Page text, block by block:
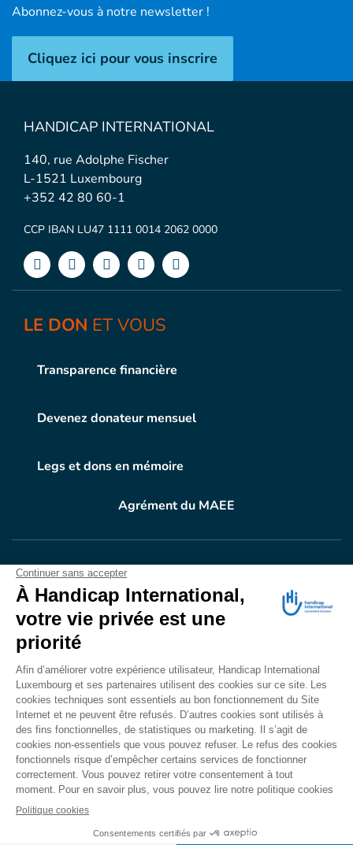
Abonnez-vous à notre newsletter !
Cliquez ici pour vous inscrire
HANDICAP INTERNATIONAL
140, rue Adolphe Fischer
L-1521 Luxembourg
+352 42 80 60-1
CCP IBAN LU47 1111 0014 2062 0000
LE DON ET VOUS
Transparence financière
Devenez donateur mensuel
Legs et dons en mémoire
Agrément du MAEE
VOTRE DONEN ACTION
Grâce à vous, en 2025, 400.689 personnes ont
bénéficié d’appareillage et d’activités de réadaptation.
Merci pour votre générosité.
Lire notre rapport annuel
CONTACT
Accessibilité
Mentions légales
Politique de cookies